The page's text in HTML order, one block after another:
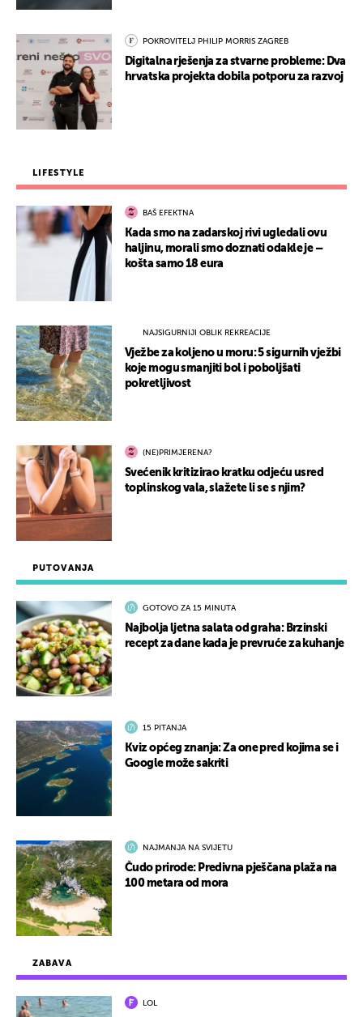
ZABAVA
LOL
PUTOVANJA
GOTOVO ZA 15 MINUTA
Najbolja ljetna salata od graha: Brzinski
recept za dane kada je prevruće za kuhanje
15 PITANJA
Kviz općeg znanja: Za one pred kojima se i
Google može sakriti
NAJMANJA NA SVIJETU
Čudo prirode: Predivna pješčana plaža na
100 metara od mora
POKROVITELJ PHILIP MORRIS ZAGREB
Digitalna rješenja za stvarne probleme: Dva
hrvatska projekta dobila potporu za razvoj
LIFESTYLE
BAŠ EFEKTNA
Kada smo na zadarskoj rivi ugledali ovu
haljinu, morali smo doznati odakle je –
košta samo 18 eura
NAJSIGURNIJI OBLIK REKREACIJE
Vježbe za koljeno u moru: 5 sigurnih vježbi
koje mogu smanjiti bol i poboljšati
pokretljivost
(NE)PRIMJERENA?
Svećenik kritizirao kratku odjeću usred
toplinskog vala, slažete li se s njim?